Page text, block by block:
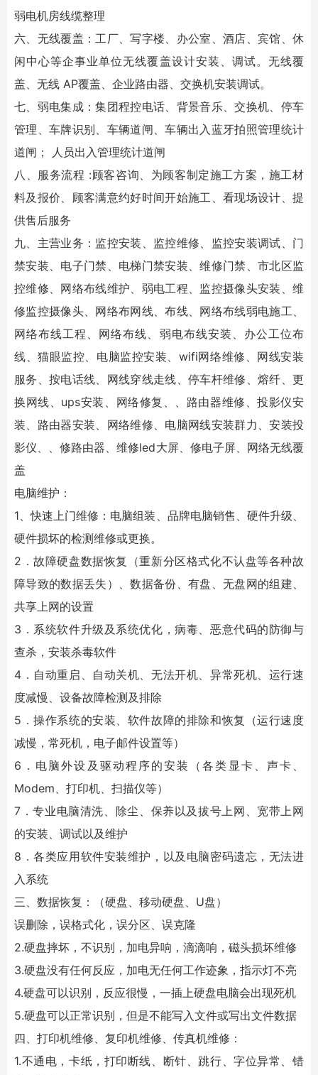
弱电机房线缆整理
六、无线覆盖：工厂、写字楼、办公室、酒店、宾馆、休
闲中心等企事业单位无线覆盖设计安装、调试。无线覆
盖、无线 AP覆盖、企业路由器、交换机安装调试。
七、弱电集成：集团程控电话、背景音乐、交换机、停车
管理、车牌识别、车辆道闸、车辆出入蓝牙拍照管理统计
道闸； 人员出入管理统计道闸
八、服务流程 :顾客咨询、为顾客制定施工方案，施工材
料及报价、顾客满意约好时间开始施工、看现场设计、提
供售后服务
九、主营业务：监控安装、 监控维修 、监控安装调试、门
禁安装、电子门禁、电梯门禁安装、维修门禁、市北区监
控维修 、网络布线维护、弱电工程、监控摄像头安装、维
修监控摄像头、网络布网线、布线、网络布线弱电施工、
网络布线工程、网络布线、弱电布线安装、办公工位布
线、猫眼监控、电脑监控安装、wifi网络维修、网线安装
服务、按电话线、网线穿线走线、停车杆维修、熔纤、更
换网线、ups安装、网络修复、、路由器维修、投影仪安
装、路由器安装、网络维修、电脑网线安装群力、安装投
影仪、、修路由器、维修led大屏、修电子屏、网络无线覆
盖
电脑维护：
1、快速上门维修：电脑组装、品牌电脑销售、硬件升级、
硬件损坏的检测维修或更换。
2．故障硬盘数据恢复（重新分区格式化不认盘等各种故
障导致的数据丢失）、数据备份、有盘、无盘网的组建、
共享上网的设置
3．系统软件升级及系统优化，病毒、恶意代码的防御与
查杀，安装杀毒软件
4．自动重启、自动关机、无法开机、异常死机、运行速
度减慢、设备故障检测及排除
5．操作系统的安装、软件故障的排除和恢复（运行速度
减慢，常死机，电子邮件设置等）
6．电脑外设及驱动程序的安装（各类显卡、声卡、
Modem、打印机、扫描仪等）
7．专业电脑清洗、除尘、保养以及拔号上网、宽带上网
的安装、调试以及维护
8．各类应用软件安装维护，以及电脑密码遗忘，无法进
入系统
三、数据恢复：（硬盘、移动硬盘、U盘）
误删除，误格式化，误分区、误克隆
2.硬盘摔坏，不识别，加电异响，滴滴响，磁头损坏维修
3.硬盘没有任何反应，加电无任何工作迹象，指示灯不亮
4.硬盘可以识别，反应很慢，一插上硬盘电脑会出现死机
5.硬盘可以正常识别，但是不能写入文件或写出文件数据
四、 打印机维修 、复印机维修、传真机维修：
1.不通电，卡纸，打印断线、断针、跳行、字位异常、错